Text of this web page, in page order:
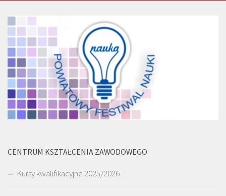
CENTRUM KSZTAŁCENIA ZAWODOWEGO
Kursy kwalifikacyjne 2025/2026